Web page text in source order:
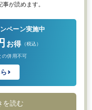
が読めます。
ペーン実施中
お得 （税込）
の併用不可
を読む